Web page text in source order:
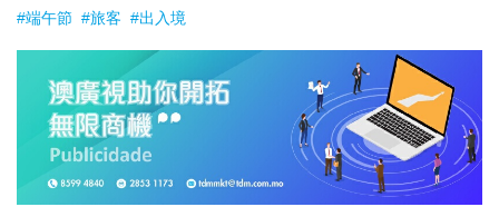
#端午節 #旅客 #出入境